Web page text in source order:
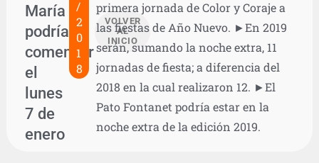
María
podría
comenzar
el
lunes
7 de
enero
/
2
0
1
8
VOLVER
AL
INICIO
primera jornada de Color y Coraje a
las fiestas de Año Nuevo. ►En 2019
serán, sumando la noche extra, 11
jornadas de fiesta; a diferencia del
2018 en la cual realizaron 12. ►El
Pato Fontanet podría estar en la
noche extra de la edición 2019.